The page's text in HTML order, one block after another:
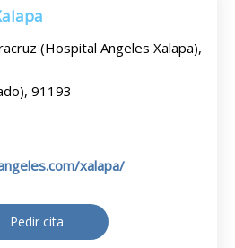
(Hospital Angeles Xalapa),
91193
xalapa/
Pedir cita